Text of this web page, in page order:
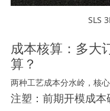
SLS
成本核算：多大
算？
两种工艺成本分水岭，核
注塑：前期开模成本